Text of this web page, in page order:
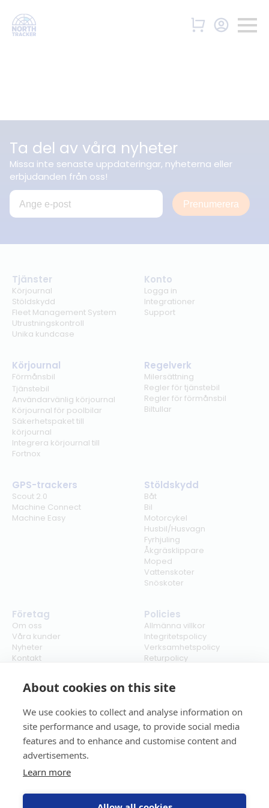
About cookies on this site
We use cookies to collect and analyse information on
site performance and usage, to provide social media
features and to enhance and customise content and
advertisements.
Learn more
Ta del av våra nyheter
Missa inte senaste uppdateringar, nyheterna eller
erbjudanden från oss!
Prenumerera
Tjänster
Körjournal
Stöldskydd
Fleet Management System
Utrustningskontroll
Unika kundcase
Konto
Logga in
Integrationer
Support
Körjournal
Förmånsbil
Tjänstebil
Användarvänlig körjournal
Körjournal för poolbilar
Säkerhetspaket till
körjournal
Integrera körjournal till
Fortnox
Regelverk
Milersättning
Regler för tjänstebil
Regler för förmånsbil
Biltullar
GPS-trackers
Scout 2.0
Machine Connect
Machine Easy
Stöldskydd
Båt
Bil
Motorcykel
Husbil/Husvagn
Fyrhjuling
Åkgräsklippare
Moped
Vattenskoter
Snöskoter
Företag
Om oss
Våra kunder
Nyheter
Kontakt
Policies
Allmänna villkor
Integritetspolicy
Verksamhetspolicy
Returpolicy
Cookies